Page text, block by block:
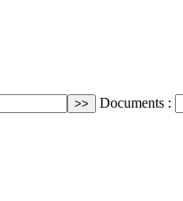
Documents :